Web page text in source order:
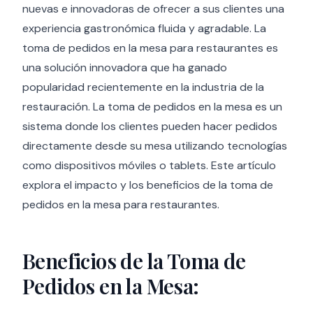
nuevas e innovadoras de ofrecer a sus clientes una
experiencia gastronómica fluida y agradable. La
toma de pedidos en la mesa para restaurantes es
una solución innovadora que ha ganado
popularidad recientemente en la industria de la
restauración. La toma de pedidos en la mesa es un
sistema donde los clientes pueden hacer pedidos
directamente desde su mesa utilizando tecnologías
como dispositivos móviles o tablets. Este artículo
explora el impacto y los beneficios de la toma de
pedidos en la mesa para restaurantes.
Beneficios de la Toma de
Pedidos en la Mesa: